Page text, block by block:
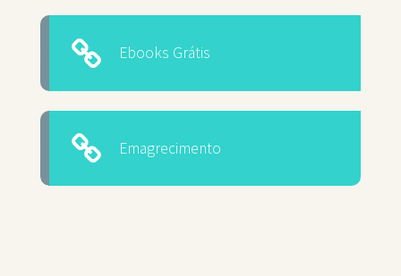
Ebooks Grátis
Emagrecimento